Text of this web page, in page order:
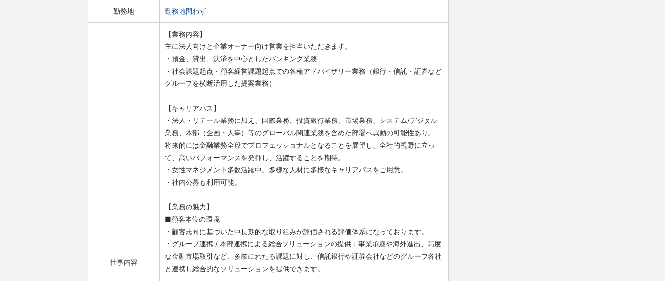
勤務地 勤務地問わず
仕事内容
【業務内容】
主に法人向けと企業オーナー向け営業を担当いただきます。
・預金、貸出、決済を中心としたバンキング業務
・社会課題起点・顧客経営課題起点での各種アドバイザリー業務（銀行・信託・証券など
グループを横断活用した提案業務）
【キャリアパス】
・法人・リテール業務に加え、国際業務、投資銀行業務、市場業務、システム/デジタル
業務、本部（企画・人事）等のグローバル関連業務を含めた部署へ異動の可能性あり。
将来的には金融業務全般でプロフェッショナルとなることを展望し、全社的視野に立っ
て、高いパフォーマンスを発揮し、活躍することを期待。
・女性マネジメント多数活躍中。多様な人材に多様なキャリアパスをご用意。
・社内公募も利用可能。
【業務の魅力】
■顧客本位の環境
・顧客志向に基づいた中長期的な取り組みが評価される評価体系になっております。
・グループ連携 / 本部連携による総合ソリューションの提供：事業承継や海外進出、高度
な金融市場取引など、多岐にわたる課題に対し、信託銀行や証券会社などのグループ各社
と連携し総合的なソリューションを提供できます。